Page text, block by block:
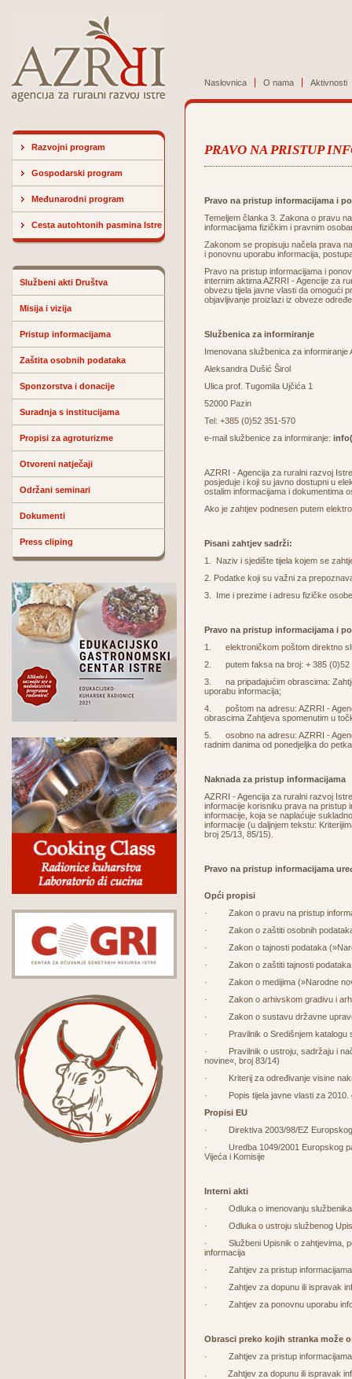
Naslovnica O nama Aktivnosti
Razvojni program
Gospodarski program
Međunarodni program
Cesta autohtonih pasmina Istre
Službeni akti Društva
Misija i vizija
Pristup informacijama
Zaštita osobnih podataka
Sponzorstva i donacije
Suradnja s institucijama
Propisi za agroturizme
Otvoreni natječaji
Održani seminari
Dokumenti
Press cliping
PRAVO NA PRISTUP
Pravo na pristup informacijama i
Temeljem članka 3. Zakona o pravu
informacijama fizičkim i pravnim
Zakonom se propisuju načela prava
i ponovnu uporabu informacija,
Pravo na pristup informacijama i
internim aktima AZRRI - Agencije za
obvezu tijela javne vlasti da omogući
objavljivanje proizlazi iz obveze
Službenica za informiranje
Imenovana službenica za
Aleksandra Dušić Širol
Ulica prof. Tugomila Ujčića 1
52000 Pazin
Tel: +385 (0)52 351-570
e-mail službenice za informiranje:
AZRRI - Agencija za ruralni razvoj
posjeduje i koji su javno dostupni u
ostalim informacijama i dokumentima
Ako je zahtjev podnesen putem
Pisani zahtjev sadrži:
1. Naziv i sjedište tijela kojem se
2. Podatke koji su važni za
3. Ime i prezime i adresu fizičke
Pravo na pristup informacijama i
1. elektroničkom poštom direktno
2. putem faksa na broj: + 385 (0)52
3. na pripadajućim obrascima:
uporabu informacija;
4. poštom na adresu: AZRRI -
obrascima Zahtjeva spomenutim u
5. osobno na adresu: AZRRI -
radnim danima od ponedjeljka do
Naknada za pristup informacijama
AZRRI - Agencija za ruralni razvoj
informacije korisniku prava na pristup
informacije, koja se naplaćuje
informacije (u daljnjem tekstu:
broj 25/13, 85/15).
Pravo na pristup informacijama
Opći propisi
·
Zakon o pravu na pristup
· Zakon o zaštiti osobnih podataka
· Zakon o tajnosti podataka
· Zakon o zaštiti tajnosti podataka
· Zakon o medijima (»Narodne
· Zakon o arhivskom gradivu i
· Zakon o sustavu državne uprave
· Pravilnik o Središnjem katalogu
· Pravilnik o ustroju, sadržaju i
novine«, broj 83/14)
· Kriterij za određivanje visine
· Popis tijela javne vlasti za 2010.
Propisi EU
· Direktiva 2003/98/EZ Europskog
· Uredba 1049/2001 Europskog
Vijeća i Komisije
Interni akti
· Odluka o imenovanju službenika
· Odluka o ustroju službenog
· Službeni Upisnik o zahtjevima,
informacija
· Zahtjev za pristup informacijama
· Zahtjev za dopunu ili ispravak
· Zahtjev za ponovnu uporabu
Obrasci preko kojih stranka može
· Zahtjev za pristup
. Zahtjev za dopunu ili ispravak